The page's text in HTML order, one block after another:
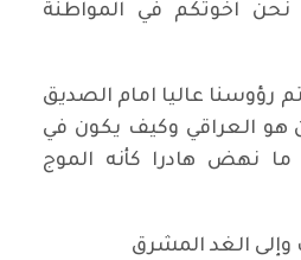
نحن اخوتكم في المواطنة
رؤوسنا عاليا امام الصديق
هو العراقي وكيف يكون في
ما نهض هادرا كأنه الموج
وإلى الغد المشرق